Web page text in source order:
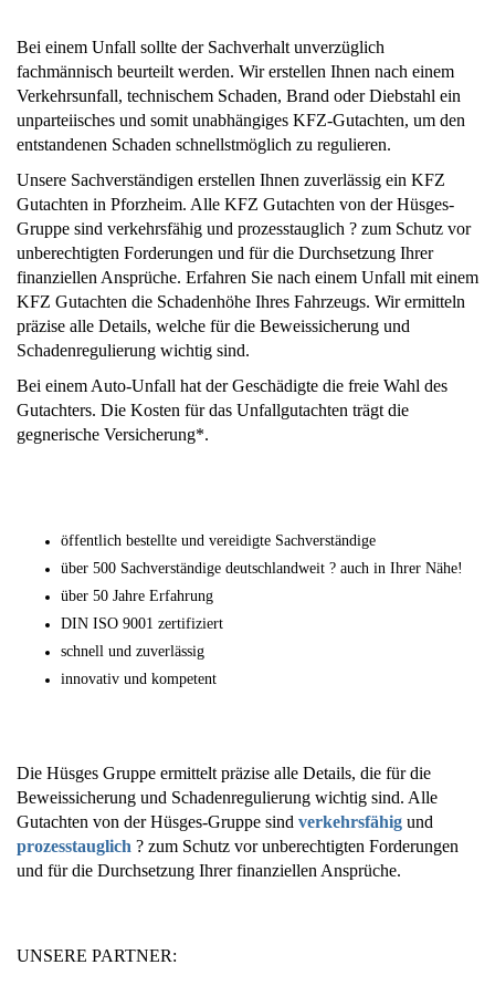
Bei einem Unfall sollte der Sachverhalt unverzüglich
fachmännisch beurteilt werden. Wir erstellen Ihnen nach einem
Verkehrsunfall, technischem Schaden, Brand oder Diebstahl ein
unparteiisches und somit unabhängiges KFZ-Gutachten, um den
entstandenen Schaden schnellstmöglich zu regulieren.
Unsere Sachverständigen erstellen Ihnen zuverlässig ein KFZ
Gutachten in Pforzheim. Alle KFZ Gutachten von der Hüsges-
Gruppe sind verkehrsfähig und prozesstauglich ? zum Schutz vor
unberechtigten Forderungen und für die Durchsetzung Ihrer
finanziellen Ansprüche. Erfahren Sie nach einem Unfall mit einem
KFZ Gutachten die Schadenhöhe Ihres Fahrzeugs. Wir ermitteln
präzise alle Details, welche für die Beweissicherung und
Schadenregulierung wichtig sind.
Bei einem Auto-Unfall hat der Geschädigte die freie Wahl des
Gutachters. Die Kosten für das Unfallgutachten trägt die
gegnerische Versicherung*.
öffentlich bestellte und vereidigte Sachverständige
über 500 Sachverständige deutschlandweit ? auch in Ihrer Nähe!
über 50 Jahre Erfahrung
DIN ISO 9001 zertifiziert
schnell und zuverlässig
innovativ und kompetent
Die Hüsges Gruppe ermittelt präzise alle Details, die für die
Beweissicherung und Schadenregulierung wichtig sind. Alle
Gutachten von der Hüsges-Gruppe sind verkehrsfähig und
prozesstauglich ? zum Schutz vor unberechtigten Forderungen
und für die Durchsetzung Ihrer finanziellen Ansprüche.
UNSERE PARTNER: